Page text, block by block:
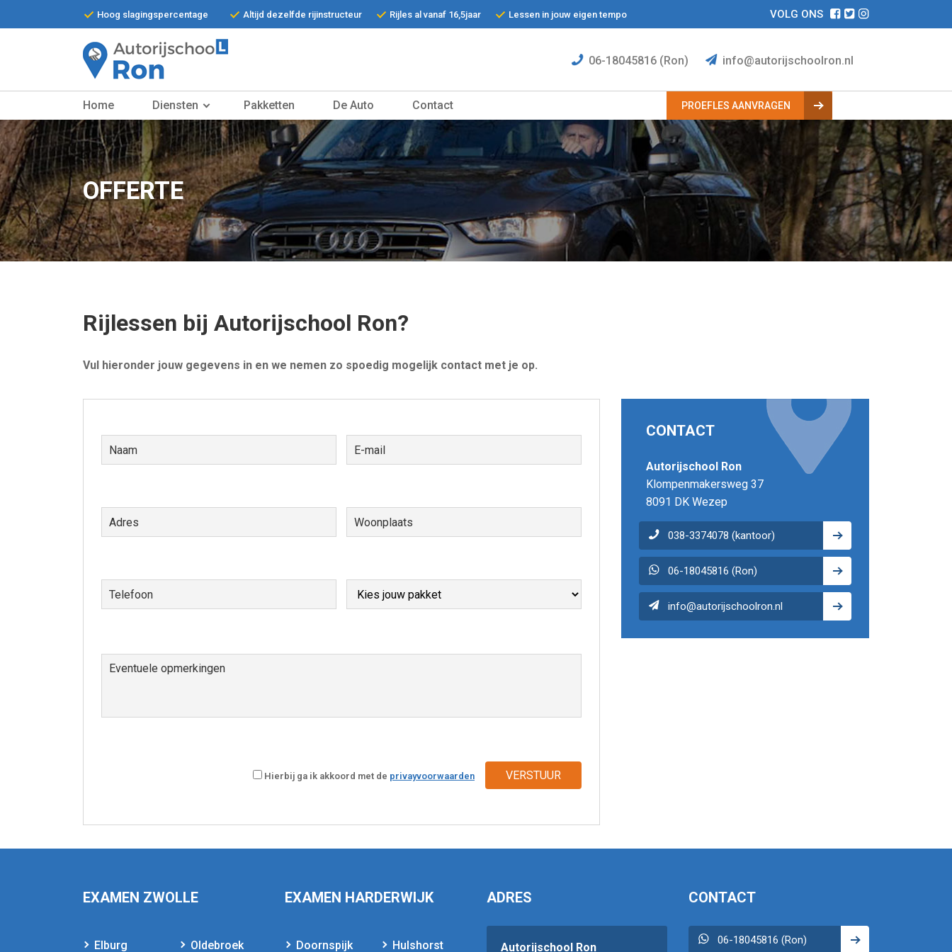
Diensten
Pakketten
De Auto
Contact
Hoog slagingspercentage Altijd dezelfde rijinstructeur Rijles al vanaf 16,5jaar Lessen in jouw eigen tempo VOLG ONS
06-18045816 (Ron) info@autorijschoolron.nl
Home Diensten Pakketten De Auto Contact PROEFLES AANVRAGEN
OFFERTE
Rijlessen bij Autorijschool Ron?
Vul hieronder jouw gegevens in en we nemen zo spoedig mogelijk contact met je op.
Hierbij ga ik akkoord met de privayvoorwaarden VERSTUUR
CONTACT
Autorijschool Ron
Klompenmakersweg 37
8091 DK Wezep
038-3374078 (kantoor)
06-18045816 (Ron)
info@autorijschoolron.nl
EXAMEN ZWOLLE
Elburg Oldebroek
EXAMEN HARDERWIJK
Doornspijk Hulshorst
ADRES
Autorijschool Ron
CONTACT
06-18045816 (Ron)